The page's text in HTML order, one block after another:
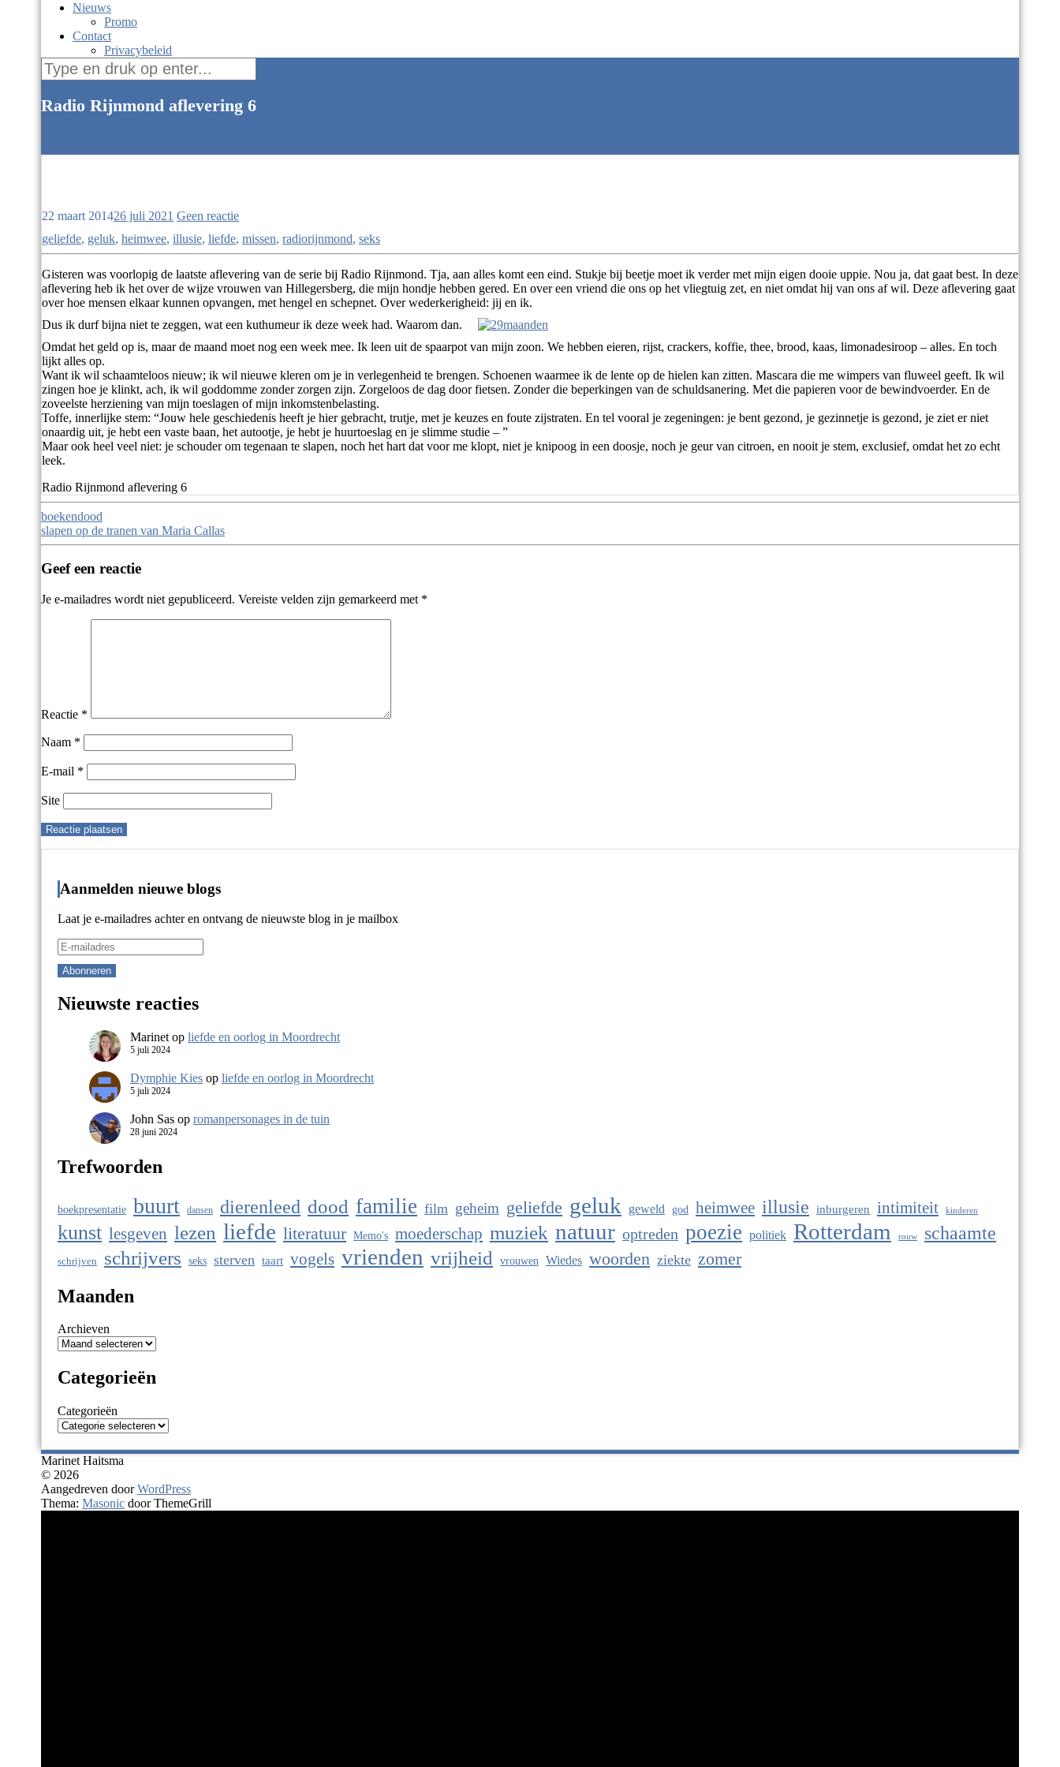
Nieuws
Promo
Contact
Privacybeleid
Zoek
naar:
Radio Rijnmond aflevering 6
22 maart 201426 juli 2021 Geen reactie
geliefde, geluk, heimwee, illusie, liefde, missen, radiorijnmond, seks
Gisteren was voorlopig de laatste aflevering van de serie bij Radio Rijnmond. Tja, aan alles komt een eind. Stukje bij beetje moet ik verder met mijn eigen dooie uppie. Nou ja, dat gaat best. In deze
aflevering heb ik het over de wijze vrouwen van Hillegersberg, die mijn hondje hebben gered. En over een vriend die ons op het vliegtuig zet, en niet omdat hij van ons af wil. Deze aflevering gaat
over hoe mensen elkaar kunnen opvangen, met hengel en schepnet. Over wederkerigheid: jij en ik.
Dus ik durf bijna niet te zeggen, wat een kuthumeur ik deze week had. Waarom dan.
Omdat het geld op is, maar de maand moet nog een week mee. Ik leen uit de spaarpot van mijn zoon. We hebben eieren, rijst, crackers, koffie, thee, brood, kaas, limonadesiroop – alles. En toch
lijkt alles op.
Want ik wil schaamteloos nieuw; ik wil nieuwe kleren om je in verlegenheid te brengen. Schoenen waarmee ik de lente op de hielen kan zitten. Mascara die me wimpers van fluweel geeft. Ik wil
zingen hoe je klinkt, ach, ik wil goddomme zonder zorgen zijn. Zorgeloos de dag door fietsen. Zonder die beperkingen van de schuldsanering. Met die papieren voor de bewindvoerder. En de
zoveelste herziening van mijn toeslagen of mijn inkomstenbelasting.
Toffe, innerlijke stem: “Jouw hele geschiedenis heeft je hier gebracht, trutje, met je keuzes en foute zijstraten. En tel vooral je zegeningen: je bent gezond, je gezinnetje is gezond, je ziet er niet
onaardig uit, je hebt een vaste baan, het autootje, je hebt je huurtoeslag en je slimme studie – ”
Maar ook heel veel niet: je schouder om tegenaan te slapen, noch het hart dat voor me klopt, niet je knipoog in een doosje, noch je geur van citroen, en nooit je stem, exclusief, omdat het zo echt
leek.
Radio Rijnmond aflevering 6
Berichtnavigatie
boekendood
slapen op de tranen van Maria Callas
Geef een reactie
Je e-mailadres wordt niet gepubliceerd. Vereiste velden zijn gemarkeerd met *
Reactie *
Naam *
E-mail *
Site
Aanmelden nieuwe blogs
Laat je e-mailadres achter en ontvang de nieuwste blog in je mailbox
Nieuwste reacties
Marinet op liefde en oorlog in Moordrecht
5 juli 2024
Dymphie Kies op liefde en oorlog in Moordrecht
5 juli 2024
John Sas op romanpersonages in de tuin
28 juni 2024
Trefwoorden
boekpresentatie buurt dansen dierenleed dood familie film geheim geliefde geluk geweld god heimwee illusie inburgeren intimiteit kinderen
kunst lesgeven lezen liefde literatuur Memo's moederschap muziek natuur optreden poezie politiek Rotterdam rouw schaamte
schrijven schrijvers seks sterven taart vogels vrienden vrijheid vrouwen Wiedes woorden ziekte zomer
Maanden
Archieven
Categorieën
Categorieën
Marinet Haitsma
© 2026
Aangedreven doorWordPress
Thema: Masonic door ThemeGrill